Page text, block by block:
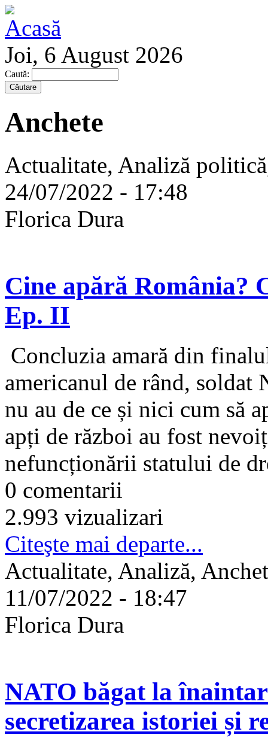
Joi, 6 August 2026
Caută:
Anchete
Actualitate, Analiză
24/07/2022 - 17:48
Florica Dura
Cine apără România?
Ep. II
Concluzia amară din
americanul de rând, soldat
nu au de ce și nici cum să
apți de război au fost
nefuncționării statului de
0 comentarii
2.993 vizualizari
Citeşte mai departe...
Actualitate, Analiză,
11/07/2022 - 18:47
Florica Dura
NATO băgat la
secretizarea istoriei și